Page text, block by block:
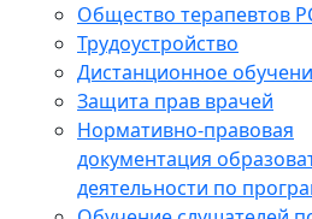
Общество терапевтов
Трудоустройство
Дистанционное
Защита прав врачей
Нормативно-правовая
документация
деятельности по